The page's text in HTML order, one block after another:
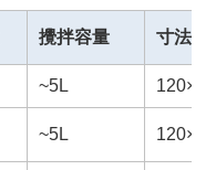
攪拌容量 寸法
~5L
~5L